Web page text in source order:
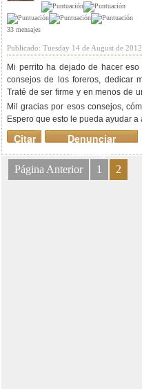
33 mensajes
Publicado: Tuesday 14 de August de
Mi perrito ha dejado de hacer eso
consejos de los foreros, dedicar
Traté de ser firme y en menos de
Mil gracias por esos consejos,
Espero que esto le pueda ayudar a
Denunciar
mensaje
Citar
Página Anterior 1 2